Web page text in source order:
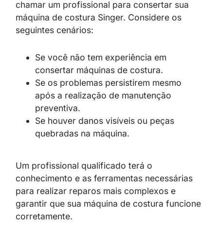
chamar um profissional para consertar sua
máquina de costura Singer. Considere os
seguintes cenários:
Se você não tem experiência em
consertar máquinas de costura.
Se os problemas persistirem mesmo
após a realização de manutenção
preventiva.
Se houver danos visíveis ou peças
quebradas na máquina.
Um profissional qualificado terá o
conhecimento e as ferramentas necessárias
para realizar reparos mais complexos e
garantir que sua máquina de costura funcione
corretamente.